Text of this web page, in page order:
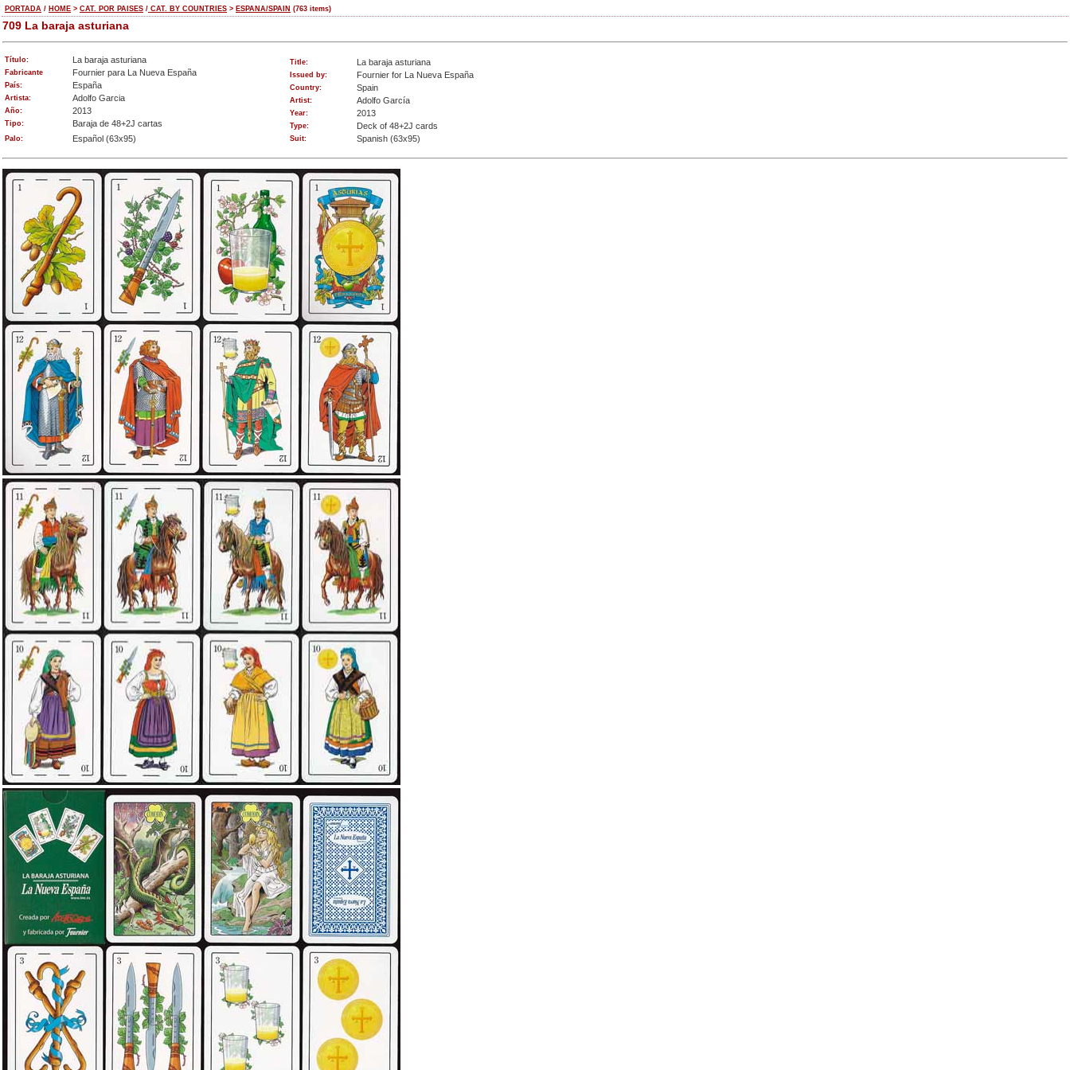
PORTADA / HOME > CAT. POR PAISES / CAT. BY COUNTRIES > ESPANA/SPAIN (763 items)
709 La baraja asturiana
Título: La baraja asturiana
Fabricante Fournier para La Nueva España
País: España
Artista: Adolfo Garcia
Año: 2013
Tipo: Baraja de 48+2J cartas
Palo: Español (63x95)
Title: La baraja asturiana
Issued by: Fournier for La Nueva España
Country: Spain
Artist: Adolfo García
Year: 2013
Type: Deck of 48+2J cards
Suit: Spanish (63x95)